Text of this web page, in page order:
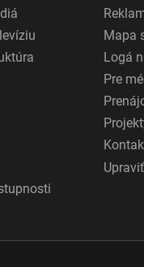
Mapa
Logá
Pre